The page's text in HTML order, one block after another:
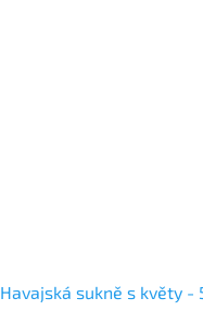
Havajská sukně s květy -